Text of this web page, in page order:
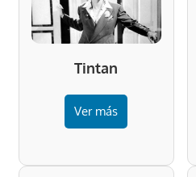
Tintan
Ver más